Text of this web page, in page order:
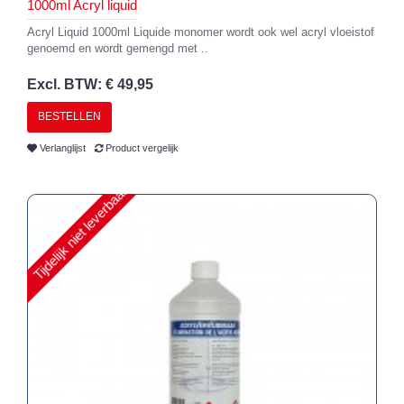
1000ml Acryl liquid
Acryl Liquid 1000ml Liquide monomer wordt ook wel acryl vloeistof
genoemd en wordt gemengd met ..
Excl. BTW: € 49,95
BESTELLEN
Verlanglijst Product vergelijk
Tijdelijk niet leverbaar